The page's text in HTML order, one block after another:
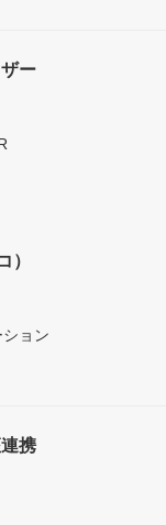
ー
）
ョン
携